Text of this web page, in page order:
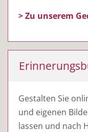
> Zu unserem
Gestalten Sie
und eigenen
lassen und nach